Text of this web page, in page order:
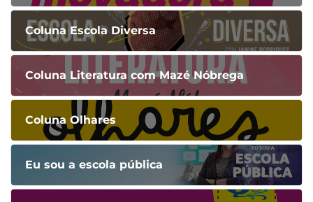
Coluna Escola Diversa
Coluna Literatura com Mazé Nóbrega
Coluna Olhares
Eu sou a escola pública